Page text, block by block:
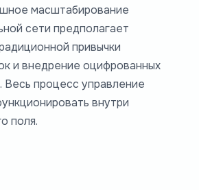
масштабирование
сети предполагает
привычки
и внедрение оцифрованных
Весь процесс управление
внутри
поля.